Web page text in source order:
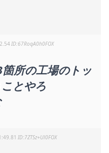
67RoqA0h0FOX
所の工場のトッ
とやろ
7ZTSz+Ul0FOX